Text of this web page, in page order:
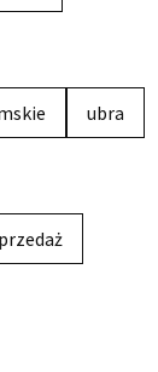
ubra